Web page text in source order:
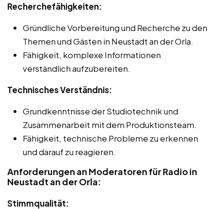
Recherchefähigkeiten:
Gründliche Vorbereitung und Recherche zu den
Themen und Gästen in Neustadt an der Orla.
Fähigkeit, komplexe Informationen
verständlich aufzubereiten.
Technisches Verständnis:
Grundkenntnisse der Studiotechnik und
Zusammenarbeit mit dem Produktionsteam.
Fähigkeit, technische Probleme zu erkennen
und darauf zu reagieren.
Anforderungen an Moderatoren für Radio in
Neustadt an der Orla:
Stimmqualität: